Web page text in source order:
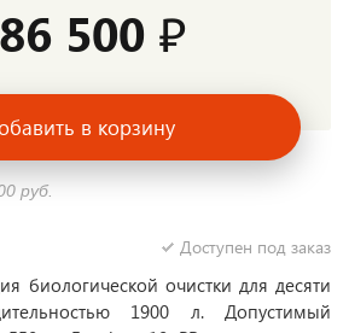
Доступен под заказ
биологической очистки для десяти
1900 л. Допустимый
500 ₽
в корзину
руб.